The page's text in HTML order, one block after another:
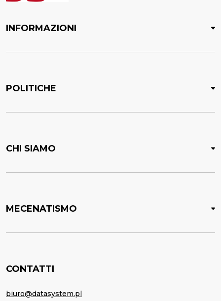
INFORMAZIONI
POLITICHE
CHI SIAMO
MECENATISMO
CONTATTI
biuro@datasystem.pl